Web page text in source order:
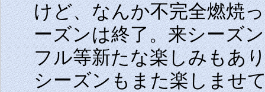
けど、なんか不完全燃焼
ーズンは終了。来シーズ
フル等新たな楽しみもあ
シーズンもまた楽しませ